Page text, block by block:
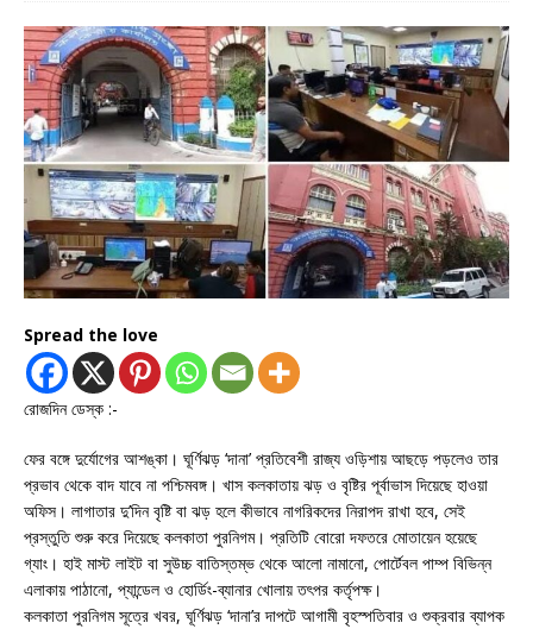
Spread the love
রোজদিন ডেস্ক :-
ফের বঙ্গে দুর্যোগের আশঙ্কা। ঘূর্ণিঝড় ‘দানা’ প্রতিবেশী রাজ্য ওড়িশায় আছড়ে পড়লেও তার
প্রভাব থেকে বাদ যাবে না পশ্চিমবঙ্গ। খাস কলকাতায় ঝড় ও বৃষ্টির পূর্বাভাস দিয়েছে হাওয়া
অফিস। লাগাতার দু’দিন বৃষ্টি বা ঝড় হলে কীভাবে নাগরিকদের নিরাপদ রাখা হবে, সেই
প্রস্তুতি শুরু করে দিয়েছে কলকাতা পুরনিগম। প্রতিটি বোরো দফতরে মোতায়েন হয়েছে
গ্যাং। হাই মাস্ট লাইট বা সুউচ্চ বাতিস্তম্ভ থেকে আলো নামানো, পোর্টেবল পাম্প বিভিন্ন
এলাকায় পাঠানো, প্যান্ডেল ও হোর্ডিং-ব্যানার খোলায় তৎপর কর্তৃপক্ষ।
কলকাতা পুরনিগম সূত্রে খবর, ঘূর্ণিঝড় ‘দানা’র দাপটে আগামী বৃহস্পতিবার ও শুক্রবার ব্যাপক